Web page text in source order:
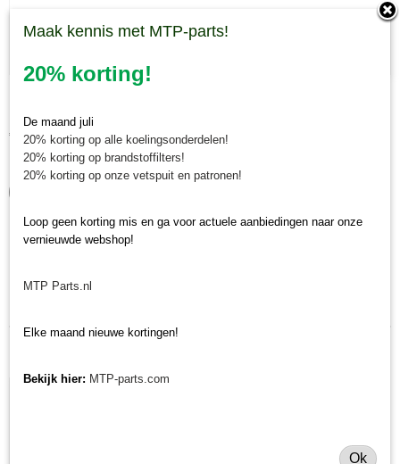
€ 205,70
Op voorraad
Laatst toegevoegd
Maak kennis met MTP-parts!
20% korting!
De maand juli
20% korting op alle koelingsonderdelen!
20% korting op brandstoffilters!
20% korting op onze vetspuit en patronen!
Loop geen korting mis en ga voor actuele aanbiedingen naar onze
vernieuwde webshop!
MTP Parts.nl
Elke maand nieuwe kortingen!
Bekijk hier: MTP-parts.com
Ok